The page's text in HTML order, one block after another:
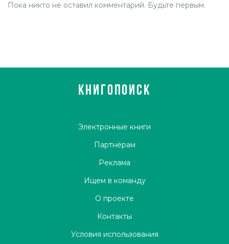
Пока никто не оставил комментарий. Будьте первым.
КНИГОПОИСК
Электронные книги
Партнёрам
Реклама
Ищем в команду
О проекте
Контакты
Условия использования